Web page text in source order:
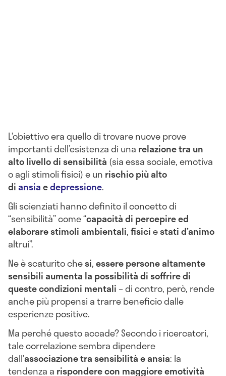
L’obiettivo era quello di trovare nuove prove
importanti dell’esistenza di una relazione tra un
alto livello di sensibilità (sia essa sociale, emotiva
o agli stimoli fisici) e un rischio più alto
diansiaedepressione.
Gli scienziati hanno definito il concetto di
“sensibilità” come “capacità di percepire ed
elaborare stimoli ambientali,fisiciestati d’animo
altrui”.
Ne è scaturito chesi,essere persone altamente
sensibili aumenta la possibilità di soffrire di
queste condizioni mentali – di contro, però, rende
anche più propensi a trarre beneficio dalle
esperienze positive.
Ma perché questo accade? Secondo i ricercatori,
tale correlazione sembra dipendere
dall’associazione tra sensibilità e ansia: la
tendenza a rispondere con maggiore emotività